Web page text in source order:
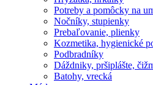
Potreby a pomôcky na
Nočníky, stupienky
Prebaľovanie, plienky
Kozmetika, hygienické
Podbradníky
Dáždniky, pršiplášte,
Batohy, vrecká